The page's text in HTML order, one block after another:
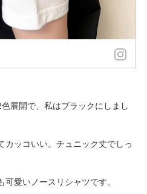
展開で、私はブラックにしまし
カッコいい。チュニック丈でしっ
愛いノースリシャツです。